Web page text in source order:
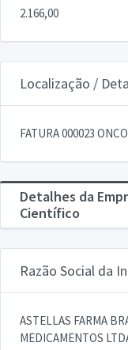
2.166,00
Localização /
FATURA 000023
Detalhes da
Científico
Razão Social da
ASTELLAS FARMA
MEDICAMENTOS